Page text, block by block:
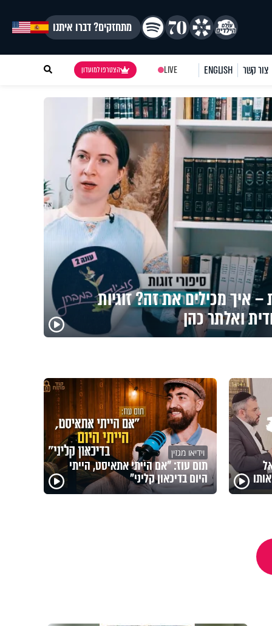
מתחזקים? דברו איתנו
צור קשר ENGLISH
LIVE הצטרפו למועדון
איך מכילים את זה? זוגיות
ואלתר כהן
וידיאו מגזין
תום עוז: "אם הייתי אתאיסט, הייתי
היום בדיכאון קליני"